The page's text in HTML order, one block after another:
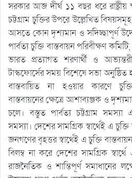
সরকার আজ দীর্ঘ ১১ বছর ধরে রাষ্ট্রীয়
চট্টগ্রাম চুক্তির উপরে উল্লেখিত
আসতে কোন দৃশ্যমান ও সদিচ্ছাপূর্ণ
পার্বত্য চুক্তি বাস্তবায়ন পরিবীক্ষণ
ভারত প্রত্যাগত শরণার্থী ও
টাস্কফোর্সের সময় বিশেষে সভা অনুষ্ঠিত
বাস্তবায়িত না হওয়ার কারণে
বাস্তবায়নের ক্ষেত্রে আশাব্যঞ্জক ও
চলে। বস্তুত পার্বত্য চট্টগ্রাম
সমস্যা। দেশের সামগ্রিক স্বার্থেই এ
জনগণের বৃহত্তর স্বার্থেই এ চুক্তি
বিলম্ব না করে দেশের সামগ্রিক স্বার্থে
রাজনৈতিক ও শান্তিপূর্ণ সমাধানের